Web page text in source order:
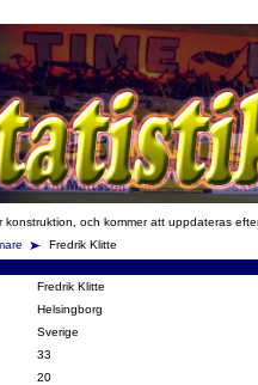
och kommer att uppdateras
Fredrik Klitte
Fredrik Klitte
Helsingborg
Sverige
33
20